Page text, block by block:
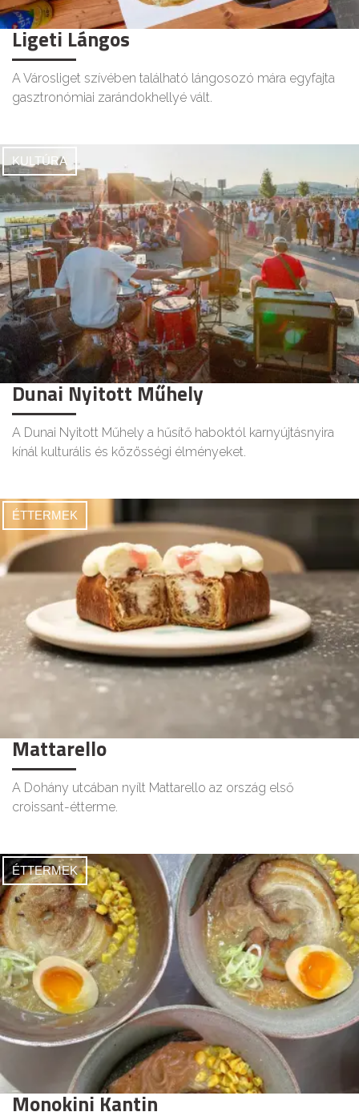
Ligeti Lángos
A Városliget szívében található lángosozó mára egyfajta
gasztronómiai zarándokhellyé vált.
KULTÚRA
Dunai Nyitott Műhely
A Dunai Nyitott Műhely a hűsítő haboktól karnyújtásnyira
kínál kulturális és közösségi élményeket.
ÉTTERMEK
Mattarello
A Dohány utcában nyílt Mattarello az ország első
croissant-étterme.
ÉTTERMEK
Monokini Kantin